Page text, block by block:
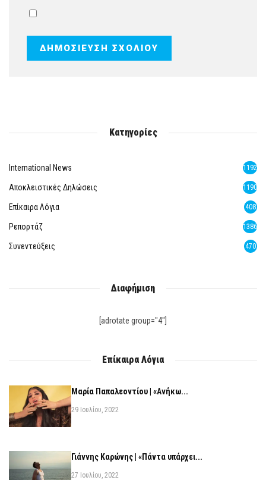
Κατηγορίες
International News 1192
Αποκλειστικές Δηλώσεις 1190
Επίκαιρα Λόγια 408
Ρεπορτάζ 1386
Συνεντεύξεις 470
Διαφήμιση
[adrotate group="4"]
Επίκαιρα Λόγια
Μαρία Παπαλεοντίου | «Ανήκω...
29 Ιουλίου, 2022
Γιάννης Καρώνης | «Πάντα υπάρχει...
27 Ιουλίου, 2022